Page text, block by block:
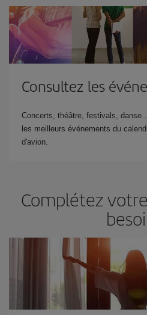
Consultez les
Concerts, théâtre, festivals,
les meilleurs événements du
d'avion.
Complétez